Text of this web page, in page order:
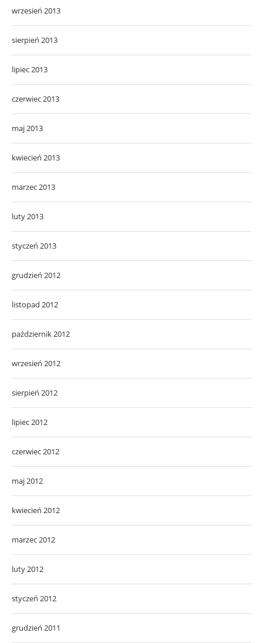
wrzesień 2013
sierpień 2013
lipiec 2013
czerwiec 2013
maj 2013
kwiecień 2013
marzec 2013
luty 2013
styczeń 2013
grudzień 2012
listopad 2012
październik 2012
wrzesień 2012
sierpień 2012
lipiec 2012
czerwiec 2012
maj 2012
kwiecień 2012
marzec 2012
luty 2012
styczeń 2012
grudzień 2011